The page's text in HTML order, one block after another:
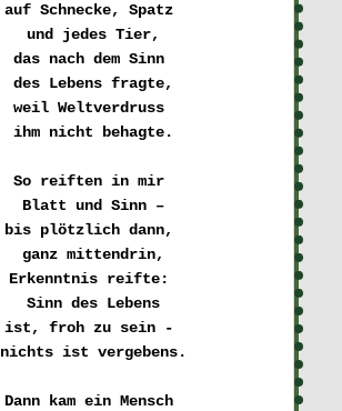
auf Schnecke, Spatz
und jedes Tier,
das nach dem Sinn
des Lebens fragte,
weil Weltverdruss
ihm nicht behagte.
So reiften in mir
Blatt und Sinn –
bis plötzlich dann,
ganz mittendrin,
Erkenntnis reifte:
Sinn des Lebens
ist, froh zu sein -
nichts ist vergebens.
Dann kam ein Mensch